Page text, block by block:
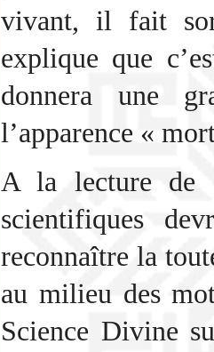
vivant, il fait
explique que
donnera une
l’apparence «
A la lecture de
scientifiques
reconnaître la
au milieu des
Science Divine